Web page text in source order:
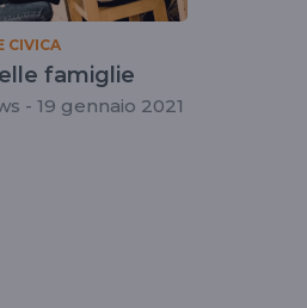
CIVICA
famiglie
- 19 gennaio 2021